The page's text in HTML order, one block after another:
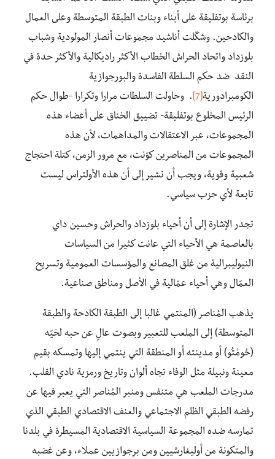
برئاسة بوتفليقة على أبناء وبنات الطبقة المتوسطة وعلى العمال
والكادحين. وشكّلت أناشيد مجموعات أنصار المولودية وشباب
بلوزداد واتحاد الحراش الخطاب الأكثر راديكالية والأكثر حدة في
النقد ضد حكم السلطة الفاسدة والبورجوازية
الكومبرادورية[7]
. وحاولت السلطات مرارا وتكرارا -طوال حكم
الرئيس المخلوع بوتفليقة- تضييق الخناق على أعضاء هذه
المجموعات، عبر الاعتقالات والمداهمات، لأن هذه
المجموعات من المناصرين كوّنت، مع مرور الزمن، كتلة احتجاج
شعبية وقوية، ويجب أن نشير إلى أن هذه الأولتراس ليست
تابعة لأي حزب سياسي.
تجدر الإشارة إلى أن أحياء بلوزداد والحراش وحسين داي
بالعاصمة هي الأحياء التي عانت كثيرا من السياسات
النيوليبرالية من غلق المصانع والمؤسسات العمومية وتسريح
العمّال وهي أحياء عمّالية في الأصل ومناطق صناعية.
يذهب المُناصر (المنتمي غالبا إلى الطبقة الكادحة والطبقة
المتوسطة) إلى الملعب للتعبير وبصوت عالٍ عن حبه لحَيّه
(حُومْتُو) أو مدينته أو المنطقة التي ينتمي إليها وتمسكه بقيم
معينة ونبيلة مثل الوفاء تجاه ألوان وتاريخ ورمزية نادي القلب.
مدرجات الملعب هي متنفس ومنبر المُناصر التي يعبر فيها عن
رفضه الطبقي الظلم الاجتماعي والعنف الاقتصادي الطبقي الذي
تمارسه ضده المجموعة السياسية الاقتصادية المسيطرة في بلدنا
والمتكونة من أوليغارشيين ومن برجوازيين عملاء، وعن غضبه